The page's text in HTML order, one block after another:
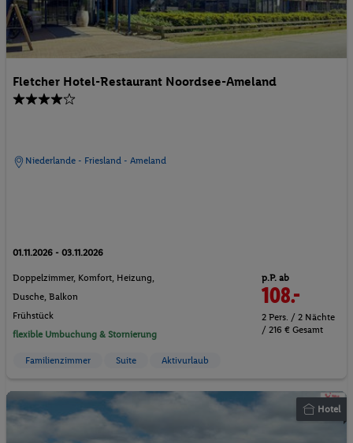
Fletcher Hotel-Restaurant Noordsee-Ameland
Niederlande - Friesland - Ameland
01.11.2026 - 03.11.2026
Doppelzimmer, Komfort, Heizung,
Dusche, Balkon
Frühstück
flexible Umbuchung & Stornierung
p.P. ab
108.-
2 Pers. / 2 Nächte
/ 216 € Gesamt
Familienzimmer Suite Aktivurlaub
Hotel